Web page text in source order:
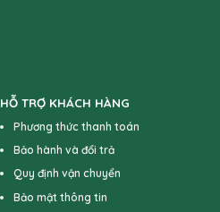
HỖ TRỢ KHÁCH HÀNG
Phương thức thanh toán
Bảo hành và đổi trả
Quy định vận chuyển
Bảo mật thông tin